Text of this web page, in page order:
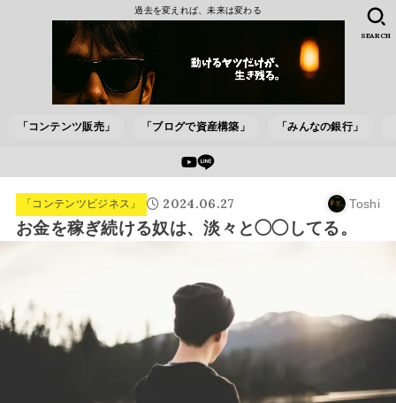
過去を変えれば、未来は変わる
「コンテンツ販売」 「ブログで資産構築」 「みんなの銀行」
SEARCH
「コンテンツビジネス」 2024.06.27 Toshi
お金を稼ぎ続ける奴は、淡々と◯◯してる。